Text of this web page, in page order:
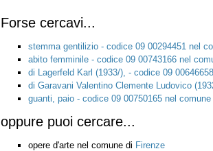
Forse cercavi...
stemma gentilizio - codice 09 00294451 nel
abito femminile - codice 09 00743166 nel
di Lagerfeld Karl (1933/), - codice 09
di Garavani Valentino Clemente Ludovico
guanti, paio - codice 09 00750165 nel
oppure puoi cercare...
opere d'arte nel comune di Firenze